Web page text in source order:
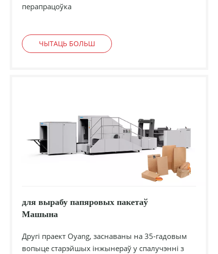
перапрацоўка
ЧЫТАЦЬ БОЛЬШ
для вырабу папяровых пакетаў
Машына
Другі праект Oyang, заснаваны на 35-гадовым
вопыце старэйшых інжынераў у спалучэнні з